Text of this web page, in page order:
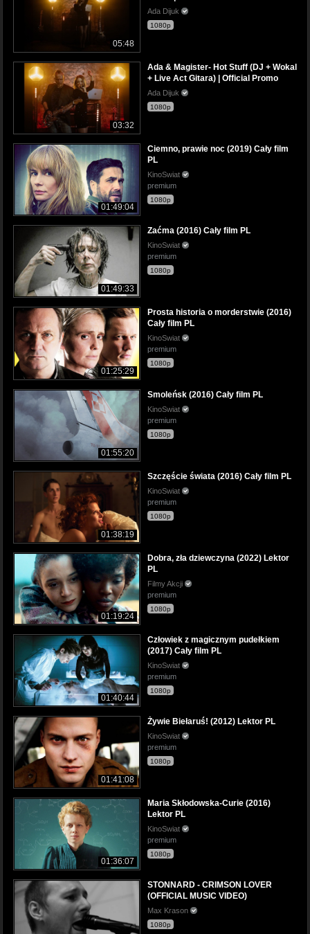
05:48
Ada Dijuk
1080p
03:32
Ada & Magister- Hot Stuff (DJ + Wokal
+ Live Act Gitara) | Official Promo
Ada Dijuk
1080p
01:49:04
Ciemno, prawie noc (2019) Cały film
PL
KinoSwiat
premium
1080p
01:49:33
Zaćma (2016) Cały film PL
KinoSwiat
premium
1080p
01:25:29
Prosta historia o morderstwie (2016)
Cały film PL
KinoSwiat
premium
1080p
01:55:20
Smoleńsk (2016) Cały film PL
KinoSwiat
premium
1080p
01:38:19
Szczęście świata (2016) Cały film PL
KinoSwiat
premium
1080p
01:19:24
Dobra, zła dziewczyna (2022) Lektor
PL
Filmy Akcji
premium
1080p
01:40:44
Człowiek z magicznym pudełkiem
(2017) Cały film PL
KinoSwiat
premium
1080p
01:41:08
Żywie Biełaruś! (2012) Lektor PL
KinoSwiat
premium
1080p
01:36:07
Maria Skłodowska-Curie (2016)
Lektor PL
KinoSwiat
premium
1080p
STONNARD - CRIMSON LOVER
(OFFICIAL MUSIC VIDEO)
Max Krason
1080p